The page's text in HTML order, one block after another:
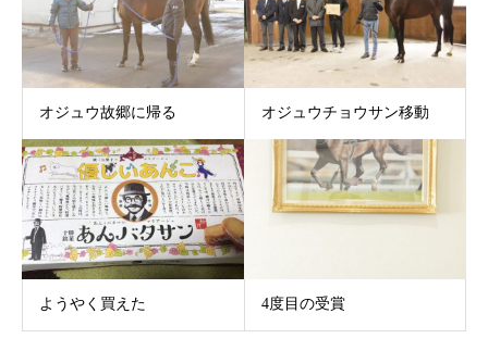
オジュウ故郷に帰る オジュウチョウサン移動
ようやく買えた 4度目の受賞